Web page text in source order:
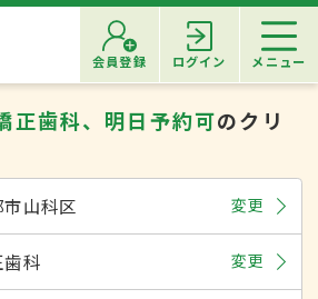
会員登録 ログイン メニュー
正歯科、明日予約可のクリ
市山科区 変更
科 変更